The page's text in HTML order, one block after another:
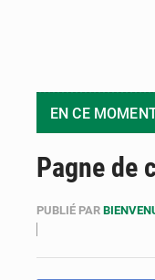
EN CE
Pagne de
PUBLIÉ PAR